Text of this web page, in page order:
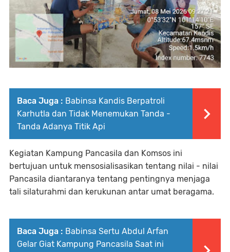
Baca Juga : Babinsa Kandis Berpatroli
Karhutla dan Tidak Menemukan Tanda -
Tanda Adanya Titik Api
Kegiatan Kampung Pancasila dan Komsos ini
bertujuan untuk mensosialisasikan tentang nilai - nilai
Pancasila diantaranya tentang pentingnya menjaga
tali silaturahmi dan kerukunan antar umat beragama.
Baca Juga : Babinsa Sertu Abdul Arfan
Gelar Giat Kampung Pancasila Saat ini